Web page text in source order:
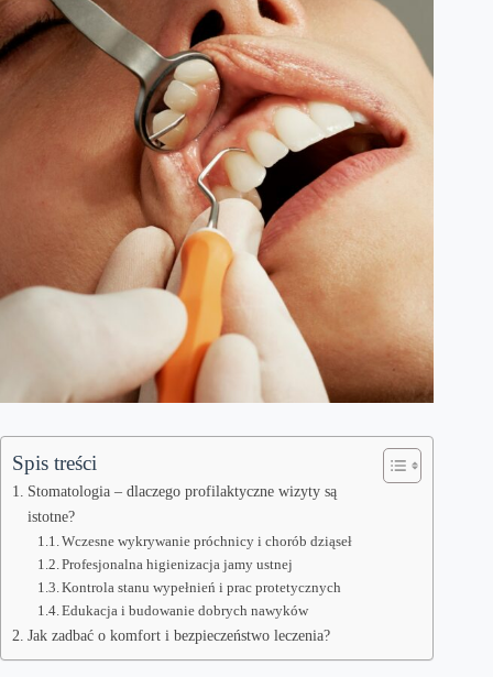
Spis treści
Stomatologia – dlaczego profilaktyczne wizyty są
istotne?
Wczesne wykrywanie próchnicy i chorób dziąseł
Profesjonalna higienizacja jamy ustnej
Kontrola stanu wypełnień i prac protetycznych
Edukacja i budowanie dobrych nawyków
Jak zadbać o komfort i bezpieczeństwo leczenia?